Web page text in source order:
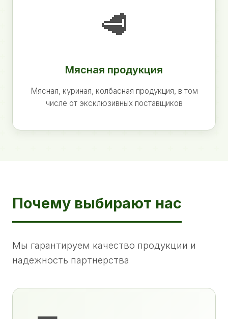
🥩
Мясная продукция
Мясная, куриная, колбасная продукция, в том
числе от эксклюзивных поставщиков
Почему выбирают нас
Мы гарантируем качество продукции и
надежность партнерства